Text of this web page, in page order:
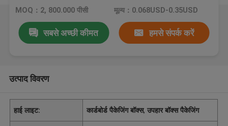
MOQ：2, 800.000 पीसी मूल्य：0.068USD-0.35USD
सबसे अच्छी कीमत हमसे संपर्क करें
उत्पाद विवरण
हाई लाइट: कार्डबोर्ड पैकेजिंग बॉक्स,उपहार बॉक्स पैकेजिंग